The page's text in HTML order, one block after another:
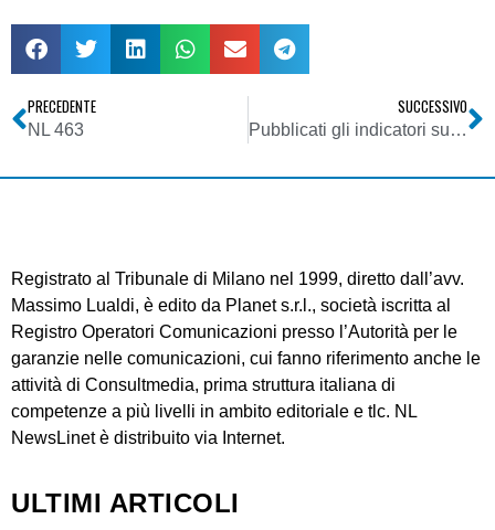
PRECEDENTE
NL 463
SUCCESSIVO
Pubblicati gli indicatori sull’evoluzione del mercato svizzero delle telecomunicazioni concernenti il 2007
Registrato al Tribunale di Milano nel 1999, diretto dall’avv.
Massimo Lualdi, è edito da Planet s.r.l., società iscritta al
Registro Operatori Comunicazioni presso l’Autorità per le
garanzie nelle comunicazioni, cui fanno riferimento anche le
attività di Consultmedia, prima struttura italiana di
competenze a più livelli in ambito editoriale e tlc. NL
NewsLinet è distribuito via Internet.
ULTIMI ARTICOLI